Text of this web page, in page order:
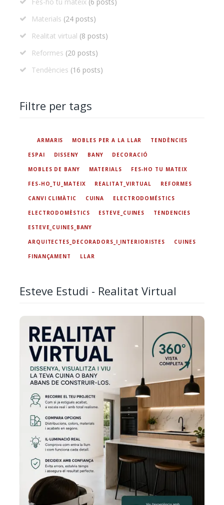
Materials (24 posts)
Realitat virtual (8 posts)
Reformes (20 posts)
Tendències (16 posts)
Filtre per tags
ARMARIS MOBLES PER A LA LLAR TENDÈNCIES
ESPAI DISSENY BANY DECORACIÓ
MOBLES DE BANY MATERIALS FES-HO TU MATEIX
FES-HO_TU_MATEIX REALITAT_VIRTUAL REFORMES
CANVI CLIMÀTIC CUINA ELECTRODOMÉSTICS
ELECTRODOMÈSTICS ESTEVE_CUINES TENDENCIES
ESTEVE_CUINES_BANY
ARQUITECTES_DECORADORS_I_INTERIORISTES CUINES
FINANÇAMENT LLAR
Esteve Estudi - Realitat Virtual